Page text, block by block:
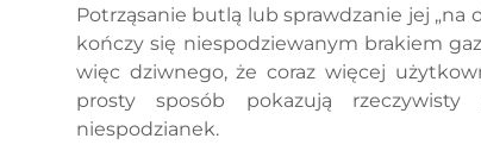
Potrząsanie butlą lub sprawdzanie jej
kończy się niespodziewanym brakiem
więc dziwnego, że coraz więcej
prosty sposób pokazują
niespodzianek.